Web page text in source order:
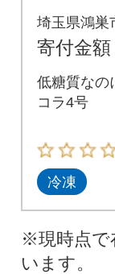
埼玉県鴻巣
寄付金額
低糖質なの
コラ4号
冷凍
※現時点で
います。